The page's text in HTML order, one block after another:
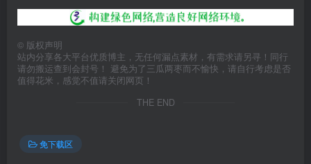
© 版权声明
站内分享各大平台优质博主，无任何漏点素材，有需求请另寻！同行
请勿搬运查到会封号！ 避免为了三瓜两枣而不愉快，请自行考虑是否
值得花米，感觉不值请关闭网页！
THE END
免下载区